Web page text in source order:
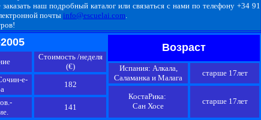
наш подробный каталог или связаться с нами по телефону +34 91
почты info@escuelai.com.
Возраст
Стоимость /неделя
(€)
Испания: Алкала,
Саламанка и Малага
старше 17лет
е-
182
КостаРика:
Сан Хосе
старше 17лет
141